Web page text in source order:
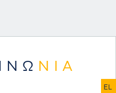
EL
ΝΙΑ